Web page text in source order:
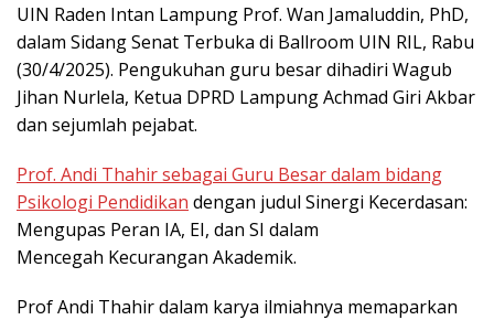
UIN Raden Intan Lampung Prof. Wan Jamaluddin, PhD,
dalam Sidang Senat Terbuka di Ballroom UIN RIL, Rabu
(30/4/2025). Pengukuhan guru besar dihadiri Wagub
Jihan Nurlela, Ketua DPRD Lampung Achmad Giri Akbar
dan sejumlah pejabat.
Prof. Andi Thahir sebagai Guru Besar dalam bidang
Psikologi Pendidikan dengan judul Sinergi Kecerdasan:
Mengupas Peran IA, EI, dan SI dalam
Mencegah Kecurangan Akademik.
Prof Andi Thahir dalam karya ilmiahnya memaparkan